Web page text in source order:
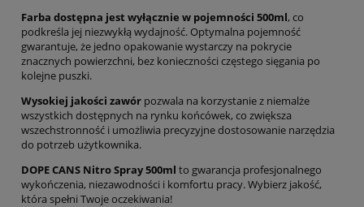
Farba dostępna jest wyłącznie w pojemności 500ml, co
podkreśla jej niezwykłą wydajność. Optymalna pojemność
gwarantuje, że jedno opakowanie wystarczy na pokrycie
znacznych powierzchni, bez konieczności częstego sięgania po
kolejne puszki.
Wysokiej jakości zawór pozwala na korzystanie z niemalże
wszystkich dostępnych na rynku końcówek, co zwiększa
wszechstronność i umożliwia precyzyjne dostosowanie narzędzia
do potrzeb użytkownika.
DOPE CANS Nitro Spray 500ml to gwarancja profesjonalnego
wykończenia, niezawodności i komfortu pracy. Wybierz jakość,
która spełni Twoje oczekiwania!